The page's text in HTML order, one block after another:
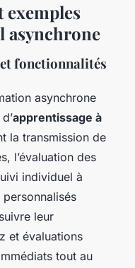
exemples
asynchrone
fonctionnalités
asynchrone
apprentissage à
la transmission de
l’évaluation des
individuel à
leur
et évaluations
tout au